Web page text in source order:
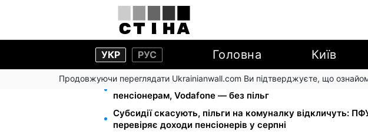
УКР РУС Головна Київ
Продовжуючи переглядати Ukrainianwall.com Ви підтверджуєте, що
Тариф від 190 грн на місяць: Київстар і lifecell дають
пенсіонерам, Vodafone — без пільг
Субсидії скасують, пільги на комуналку відкличуть:
перевіряє доходи пенсіонерів у серпні